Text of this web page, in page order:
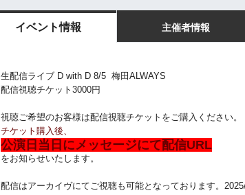
イベント情報 主催者情報
生配信ライブ D with D 8/5 梅田ALWAYS
配信視聴チケット3000円
視聴ご希望のお客様は配信視聴チケットをご購入ください。
チケット購入後、
公演日当日にメッセージにて配信URL
をお知らせいたします。
配信はアーカイヴにてご視聴も可能となっております。